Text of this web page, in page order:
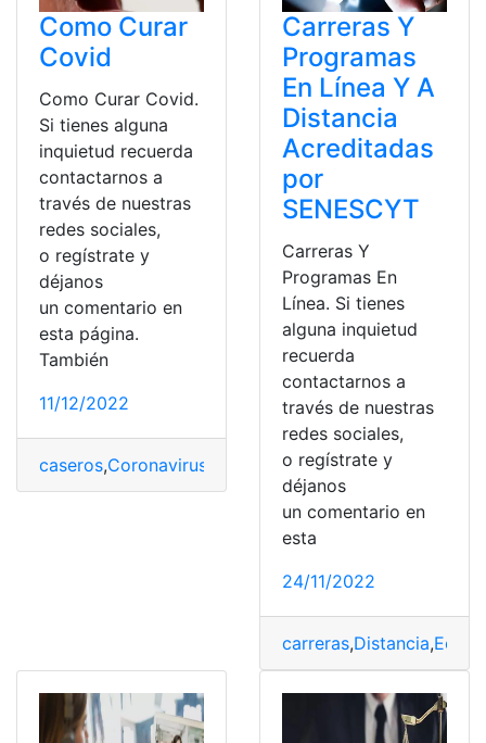
Como Curar
Covid
Como Curar Covid.
Si tienes alguna
inquietud recuerda
contactarnos a
través de nuestras
redes sociales,
o regístrate y
déjanos
un comentario en
esta página.
También
11/12/2022
caseros,Coronavirus COVID-19 Distancia,
Carreras Y
Programas
En Línea Y A
Distancia
Acreditadas
por
SENESCYT
Carreras Y
Programas En
Línea. Si tienes
alguna inquietud
recuerda
contactarnos a
través de nuestras
redes sociales,
o regístrate y
déjanos
un comentario en
esta
24/11/2022
carreras,Distancia,